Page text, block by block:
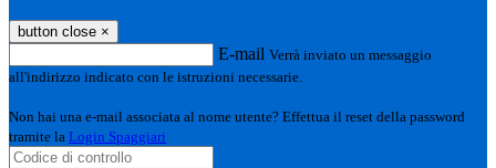
button close ×
E-mail Verrà inviato un messaggio
all'indirizzo indicato con le istruzioni necessarie.
Non hai una e-mail associata al nome utente? Effettua il reset della password
tramite la Login Spaggiari